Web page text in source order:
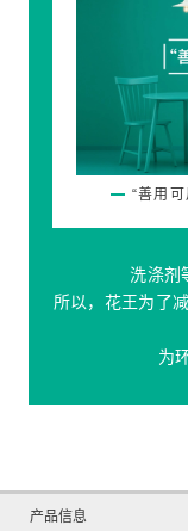
“善用
洗涤剂
所以，花王为了
为
产品信息